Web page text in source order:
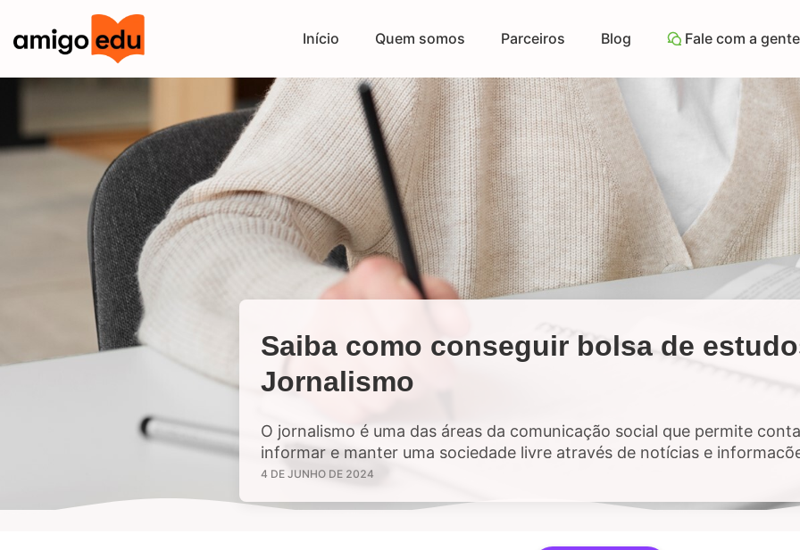
Início Quem somos Parceiros Blog Fale com a gente
Saiba como conseguir bolsa de
Jornalismo
O jornalismo é uma das áreas da comunicação social que permite
informar e manter uma sociedade livre através de notícias e
sejam de interesse público e, sobretudo, impactem a vida das pessoas.
4 DE JUNHO DE 2024